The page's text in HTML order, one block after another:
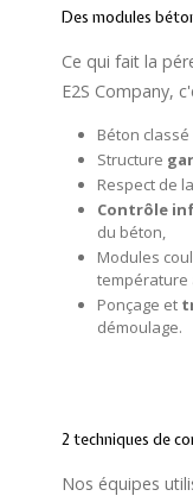
Des modules
Ce qui fait la
E2S Company,
Béton classé
Structure
Respect de la
Contrôle
du béton,
Modules
température
Ponçage et
démoulage.
2 techniques de
Nos équipes